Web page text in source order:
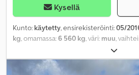
Kysellä
Kunto: käytetty, ensirekisteröinti:05/
kg, omamassa:6 560 kg, väri: muu,
, maksimi
seuraava tarkastus (TÜV):10/2026,
385/65 R22.5 , ohjaamo:muu